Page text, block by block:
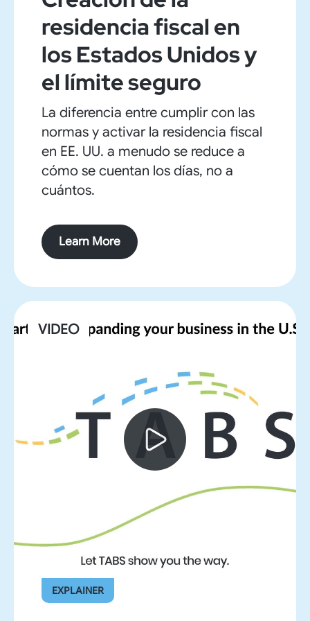
residencia fiscal en
los Estados Unidos y
el límite seguro
La diferencia entre cumplir con las
normas y activar la residencia fiscal
en EE. UU. a menudo se reduce a
cómo se cuentan los días, no a
cuántos.
Learn More
VIDEO
EXPLAINER